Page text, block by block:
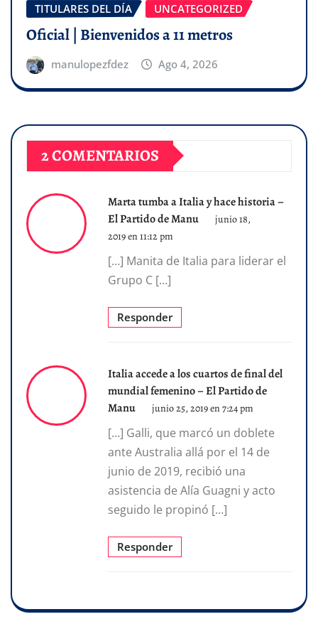
TITULARES DEL DÍA
UNCATEGORIZED
Oficial | Bienvenidos a 11 metros
manulopezfdez Ago 4, 2026
2 COMENTARIOS
Marta tumba a Italia y hace historia –
El Partido de Manu
junio 18,
2019 en 11:12 pm
[…] Manita de Italia para liderar el
Grupo C […]
Responder
Italia accede a los cuartos de final del
mundial femenino – El Partido de
Manu
junio 25, 2019 en 7:24 pm
[…] Galli, que marcó un doblete
ante Australia allá por el 14 de
junio de 2019, recibió una
asistencia de Alía Guagni y acto
seguido le propinó […]
Responder